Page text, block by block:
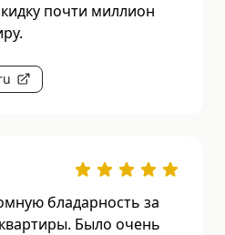
почти миллион
бладарность за
Было очень